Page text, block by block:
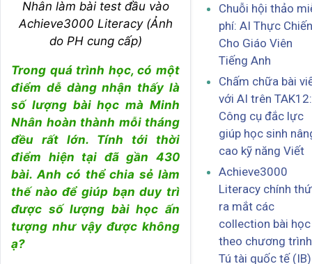
Nhân làm bài test đầu vào
Achieve3000 Literacy (Ảnh
do PH cung cấp)
Trong quá trình học, có một
điểm dễ dàng nhận thấy là
số lượng bài học mà Minh
Nhân hoàn thành mỗi tháng
đều rất lớn. Tính tới thời
điểm hiện tại đã gần 430
bài. Anh có thể chia sẻ làm
thế nào để giúp bạn duy trì
được số lượng bài học ấn
tượng như vậy được không
ạ?
Chuỗi hội thảo
phí: AI Thực Chiến
Cho Giáo Viên
Tiếng Anh
Chấm chữa bài
với AI trên TAK12:
Công cụ đắc lực
giúp học sinh
cao kỹ năng Viết
Achieve3000
Literacy chính
ra mắt các
collection bài học
theo chương trình
Tú tài quốc tế (IB)